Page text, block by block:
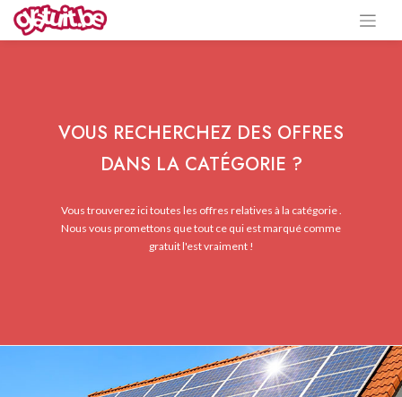
VOUS RECHERCHEZ DES OFFRES
DANS LA CATÉGORIE ?
Vous trouverez ici toutes les offres relatives à la catégorie .
Nous vous promettons que tout ce qui est marqué comme
gratuit l'est vraiment !